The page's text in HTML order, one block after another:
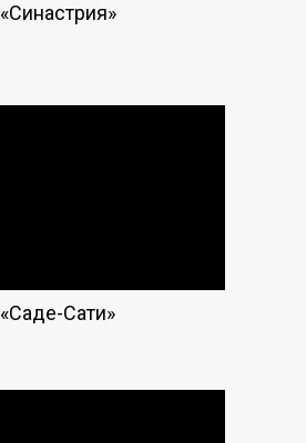
«Синастрия»
«Саде-Сати»